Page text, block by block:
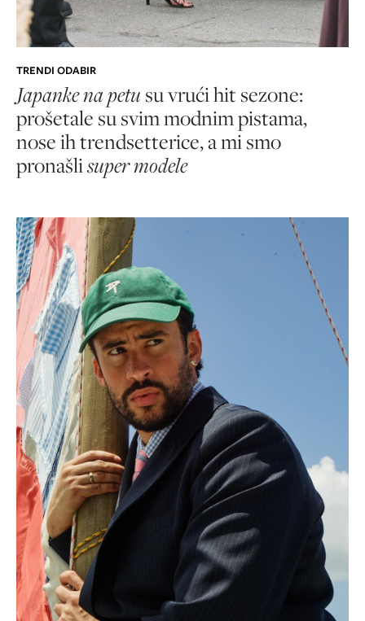
TRENDI ODABIR
Japanke na petusu vrući hit sezone:
prošetale su svim modnim pistama,
nose ih trendsetterice, a mi smo
pronašlisuper modele